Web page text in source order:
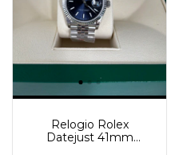
Relogio Rolex
Datejust 41mm